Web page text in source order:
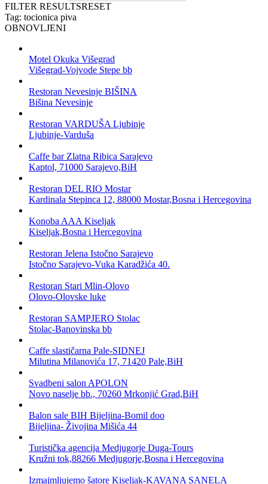
FILTER RESULTSRESET
Tag: tocionica piva
OBNOVLJENI
Motel Okuka Višegrad
Višegrad-Vojvode Stepe bb
Restoran Nevesinje BIŠINA
Bišina Nevesinje
Restoran VARDUŠA Ljubinje
Ljubinje-Varduša
Caffe bar Zlatna Ribica Sarajevo
Kaptol, 71000 Sarajevo,BiH
Restoran DEL RIO Mostar
Kardinala Stepinca 12, 88000 Mostar,Bosna i Hercegovina
Konoba AAA Kiseljak
Kiseljak,Bosna i Hercegovina
Restoran Jelena Istočno Sarajevo
Istočno Sarajevo-Vuka Karadžića 40.
Restoran Stari Mlin-Olovo
Olovo-Olovske luke
Restoran SAMPJERO Stolac
Stolac-Banovinska bb
Caffe slastičarna Pale-SIDNEJ
Milutina Milanovića 17, 71420 Pale,BiH
Svadbeni salon APOLON
Novo naselje bb., 70260 Mrkonjić Grad,BiH
Balon sale BIH Bijeljina-Bomil doo
Bijeljina- Živojina Mišića 44
Turistička agencija Medjugorje Duga-Tours
Kružni tok,88266 Medjugorje,Bosna i Hercegovina
Izmajmljujemo šatore Kiseljak-KAVANA SANELA